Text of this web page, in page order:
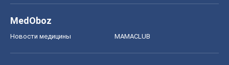
MedOboz
Новости медицины MAMACLUB